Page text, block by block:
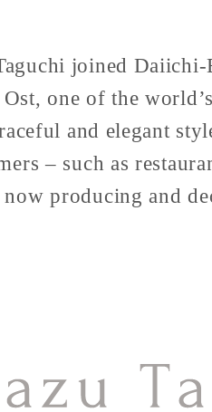
joined
one of the
and elegant
– such as
producing and